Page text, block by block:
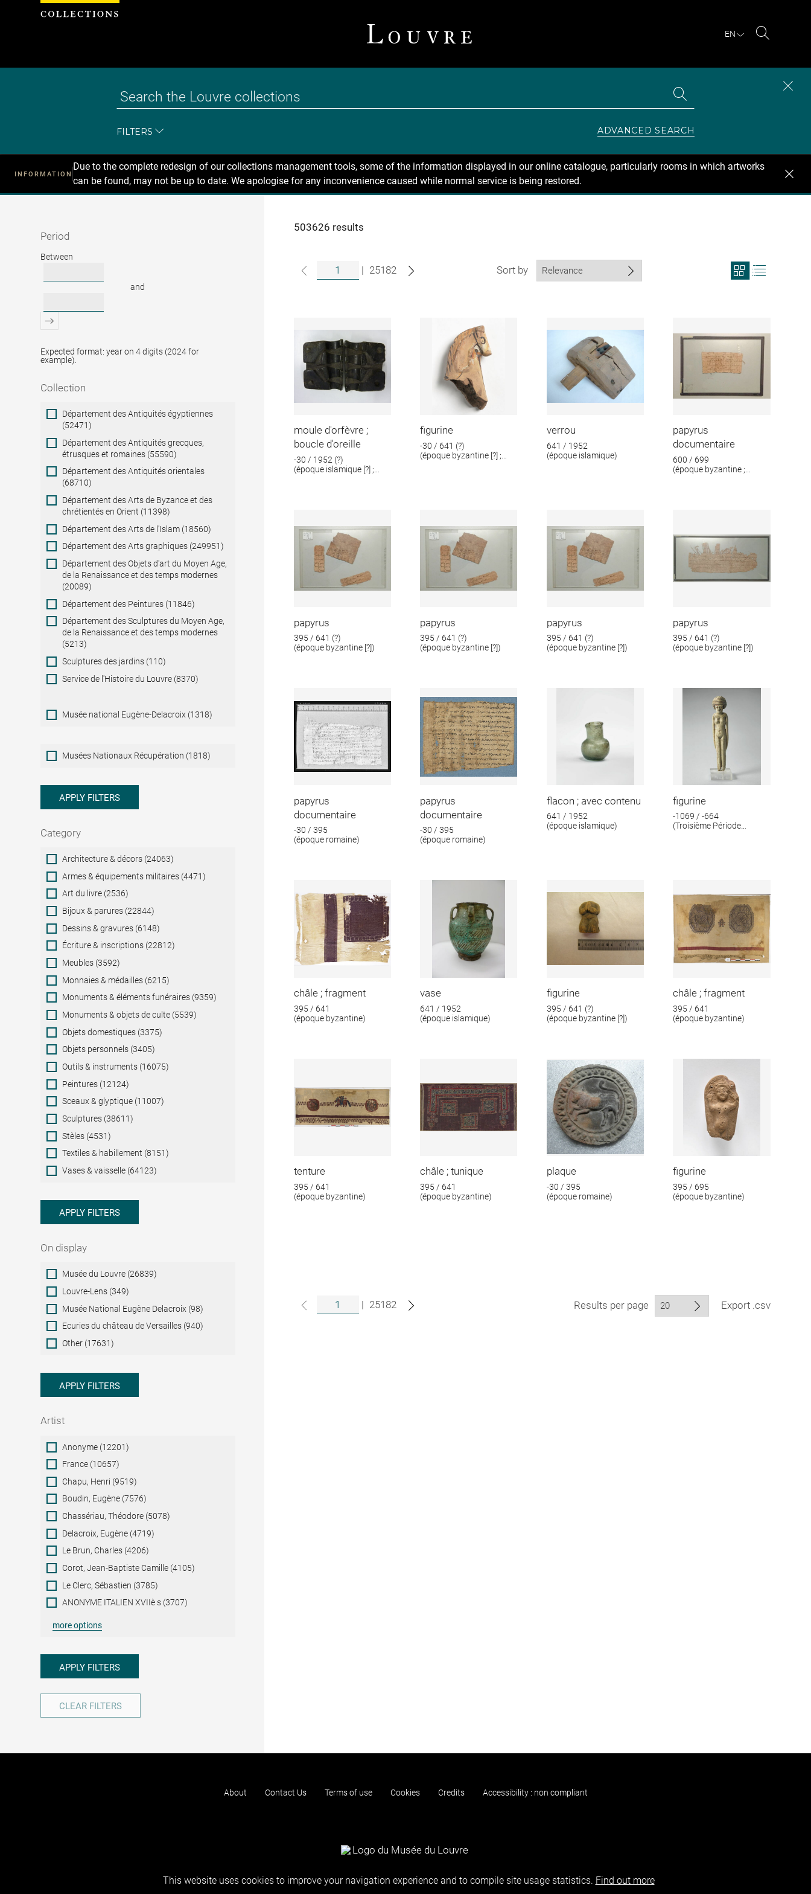
EN
FILTERS ADVANCED SEARCH
INFORMATION
Due to the complete redesign of our collections management tools, some of the information displayed in our online catalogue, particularly rooms in which artworks
can be found, may not be up to date. We apologise for any inconvenience caused while normal service is being restored.
Recherche
Period
Period
Between
and
Expected format: year on 4 digits (2024 for
example).
Collection
Collection
Département des Antiquités égyptiennes
(52471)
Département des Antiquités grecques,
étrusques et romaines (55590)
Département des Antiquités orientales
(68710)
Département des Arts de Byzance et des
chrétientés en Orient (11398)
Département des Arts de l'Islam (18560)
Département des Arts graphiques (249951)
Département des Objets d'art du Moyen Age,
de la Renaissance et des temps modernes
(20089)
Département des Peintures (11846)
Département des Sculptures du Moyen Age,
de la Renaissance et des temps modernes
(5213)
Sculptures des jardins (110)
Service de l'Histoire du Louvre (8370)
Musée national Eugène-Delacroix (1318)
Musées
Nationaux
Musées Nationaux Récupération (1818)
APPLY FILTERS
Category
Category
Architecture & décors (24063)
Armes & équipements militaires (4471)
Art du livre (2536)
Bijoux & parures (22844)
Dessins & gravures (6148)
Écriture & inscriptions (22812)
Meubles (3592)
Monnaies & médailles (6215)
Monuments & éléments funéraires (9359)
Monuments & objets de culte (5539)
Objets domestiques (3375)
Objets personnels (3405)
Outils & instruments (16075)
Peintures (12124)
Sceaux & glyptique (11007)
Sculptures (38611)
Stèles (4531)
Textiles & habillement (8151)
Vases & vaisselle (64123)
APPLY FILTERS
On display
On
display
Musée du Louvre (26839)
Louvre-Lens (349)
Musée National Eugène Delacroix (98)
Ecuries du château de Versailles (940)
Other (17631)
APPLY FILTERS
Artist
ArtistAnonyme (12201)
France (10657)
Chapu, Henri (9519)
Boudin, Eugène (7576)
Chassériau, Théodore (5078)
Delacroix, Eugène (4719)
Le Brun, Charles (4206)
Corot, Jean-Baptiste Camille (4105)
Le Clerc, Sébastien (3785)
ANONYME ITALIEN XVIIè s (3707)
more options
APPLY FILTERS
CLEAR FILTERS
503626 results
| 25182 Sort by
View
search
moule d'orfèvre ;
boucle d'oreille
-30 / 1952 (?)
(époque islamique [?] ;
figurine
-30 / 641 (?)
(époque byzantine [?] ;
verrou
641 / 1952
(époque islamique)
papyrus
documentaire
600 / 699
(époque byzantine ;
papyrus
395 / 641 (?)
(époque byzantine [?])
papyrus
395 / 641 (?)
(époque byzantine [?])
papyrus
395 / 641 (?)
(époque byzantine [?])
papyrus
395 / 641 (?)
(époque byzantine [?])
papyrus
documentaire
-30 / 395
(époque romaine)
papyrus
documentaire
-30 / 395
(époque romaine)
flacon ; avec contenu
641 / 1952
(époque islamique)
figurine
-1069 / -664
(Troisième Période
châle ; fragment
395 / 641
(époque byzantine)
vase
641 / 1952
(époque islamique)
figurine
395 / 641 (?)
(époque byzantine [?])
châle ; fragment
395 / 641
(époque byzantine)
tenture
395 / 641
(époque byzantine)
châle ; tunique
395 / 641
(époque byzantine)
plaque
-30 / 395
(époque romaine)
figurine
395 / 695
(époque byzantine)
| 25182 Results per page Export .csv
About Contact Us Terms of use Cookies Credits Accessibility : non compliant
Cookies management panel
This website uses cookies to improve your navigation experience and to compile site usage statistics. Find out more